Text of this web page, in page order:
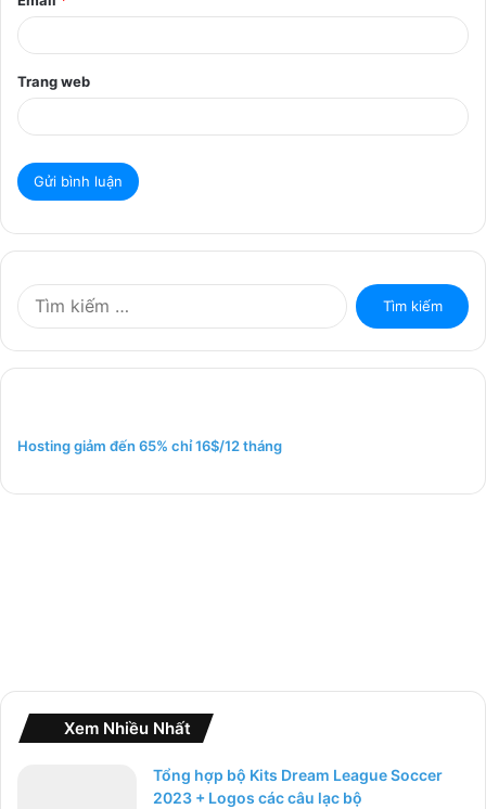
Trang web
k
o
Hosting giảm đến 65% chỉ 16$/12 tháng
Xem Nhiều Nhất
Tổng hợp bộ Kits Dream League Soccer
2023 + Logos các câu lạc bộ